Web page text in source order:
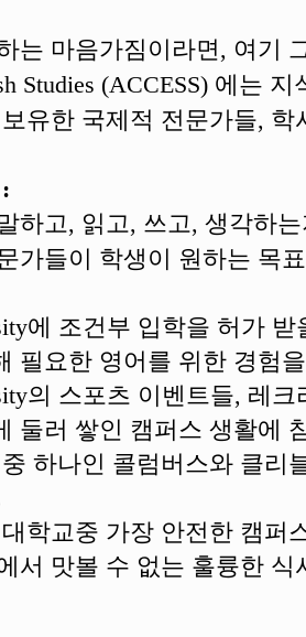
는 마음가짐이라면, 여기
Studies (ACCESS) 에는
유한 국제적 전문가들,
하고, 읽고, 쓰고, 생각하
가들이 학생이 원하는 목
에 조건부 입학을 허가
필요한 영어를 위한 경험
의 스포츠 이벤트들, 레
둘러 쌓인 캠퍼스 생활에
하나인 콜럼버스와 클리
학교중 가장 안전한 캠퍼
서 맛볼 수 없는 훌륭한 식